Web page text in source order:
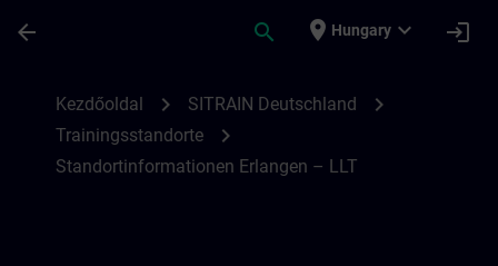
arrow_back search place Hungary expand_more login
Kezdőoldal chevron_right SITRAIN Deutschland chevron_right
Trainingsstandorte chevron_right
Standortinformationen Erlangen – LLT